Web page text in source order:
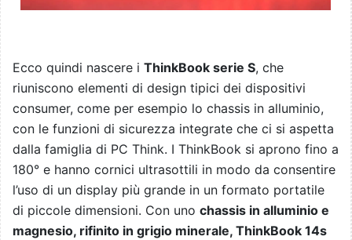
Ecco quindi nascere i ThinkBook serie S, che
riuniscono elementi di design tipici dei dispositivi
consumer, come per esempio lo chassis in alluminio,
con le funzioni di sicurezza integrate che ci si aspetta
dalla famiglia di PC Think. I ThinkBook si aprono fino a
180° e hanno cornici ultrasottili in modo da consentire
l’uso di un display più grande in un formato portatile
di piccole dimensioni. Con uno chassis in alluminio e
magnesio, rifinito in grigio minerale, ThinkBook 14s